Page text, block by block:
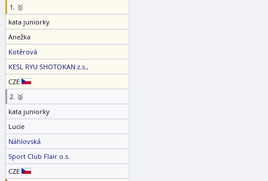
1. 🥇
kata juniorky
Anežka
Kotěrová
KESL RYU SHOTOKAN z.s.,
CZE
2. 🥈
kata juniorky
Lucie
Náhlovská
Sport Club Flair o.s.
CZE